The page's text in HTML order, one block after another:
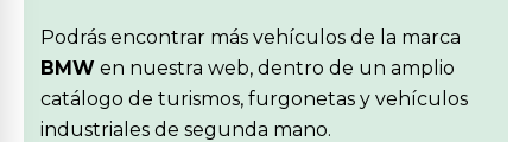
Podrás encontrar más vehículos de la marca
BMW en nuestra web, dentro de un amplio
catálogo de turismos, furgonetas y vehículos
industriales de segunda mano.